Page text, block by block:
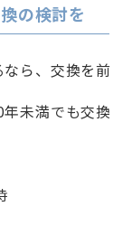
の検討を
ら、交換を前
未満でも交換